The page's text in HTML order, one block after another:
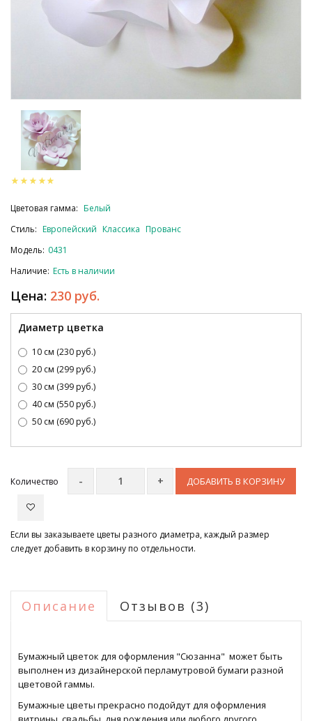
Цветовая гамма: Белый
Стиль: Европейский Классика Прованс
Модель: 0431
Наличие: Есть в наличии
Цена: 230 руб.
Диаметр цветка
10 см (230 руб.)
20 см (299 руб.)
30 см (399 руб.)
40 см (550 руб.)
50 см (690 руб.)
Количество ДОБАВИТЬ В КОРЗИНУ
Если вы заказываете цветы разного диаметра, каждый размер
следует добавить в корзину по отдельности.
Описание Отзывов (3)
Бумажный цветок для оформления "Сюзанна" может быть
выполнен из дизайнерской перламутровой бумаги разной
цветовой гаммы.
Бумажные цветы прекрасно подойдут для оформления